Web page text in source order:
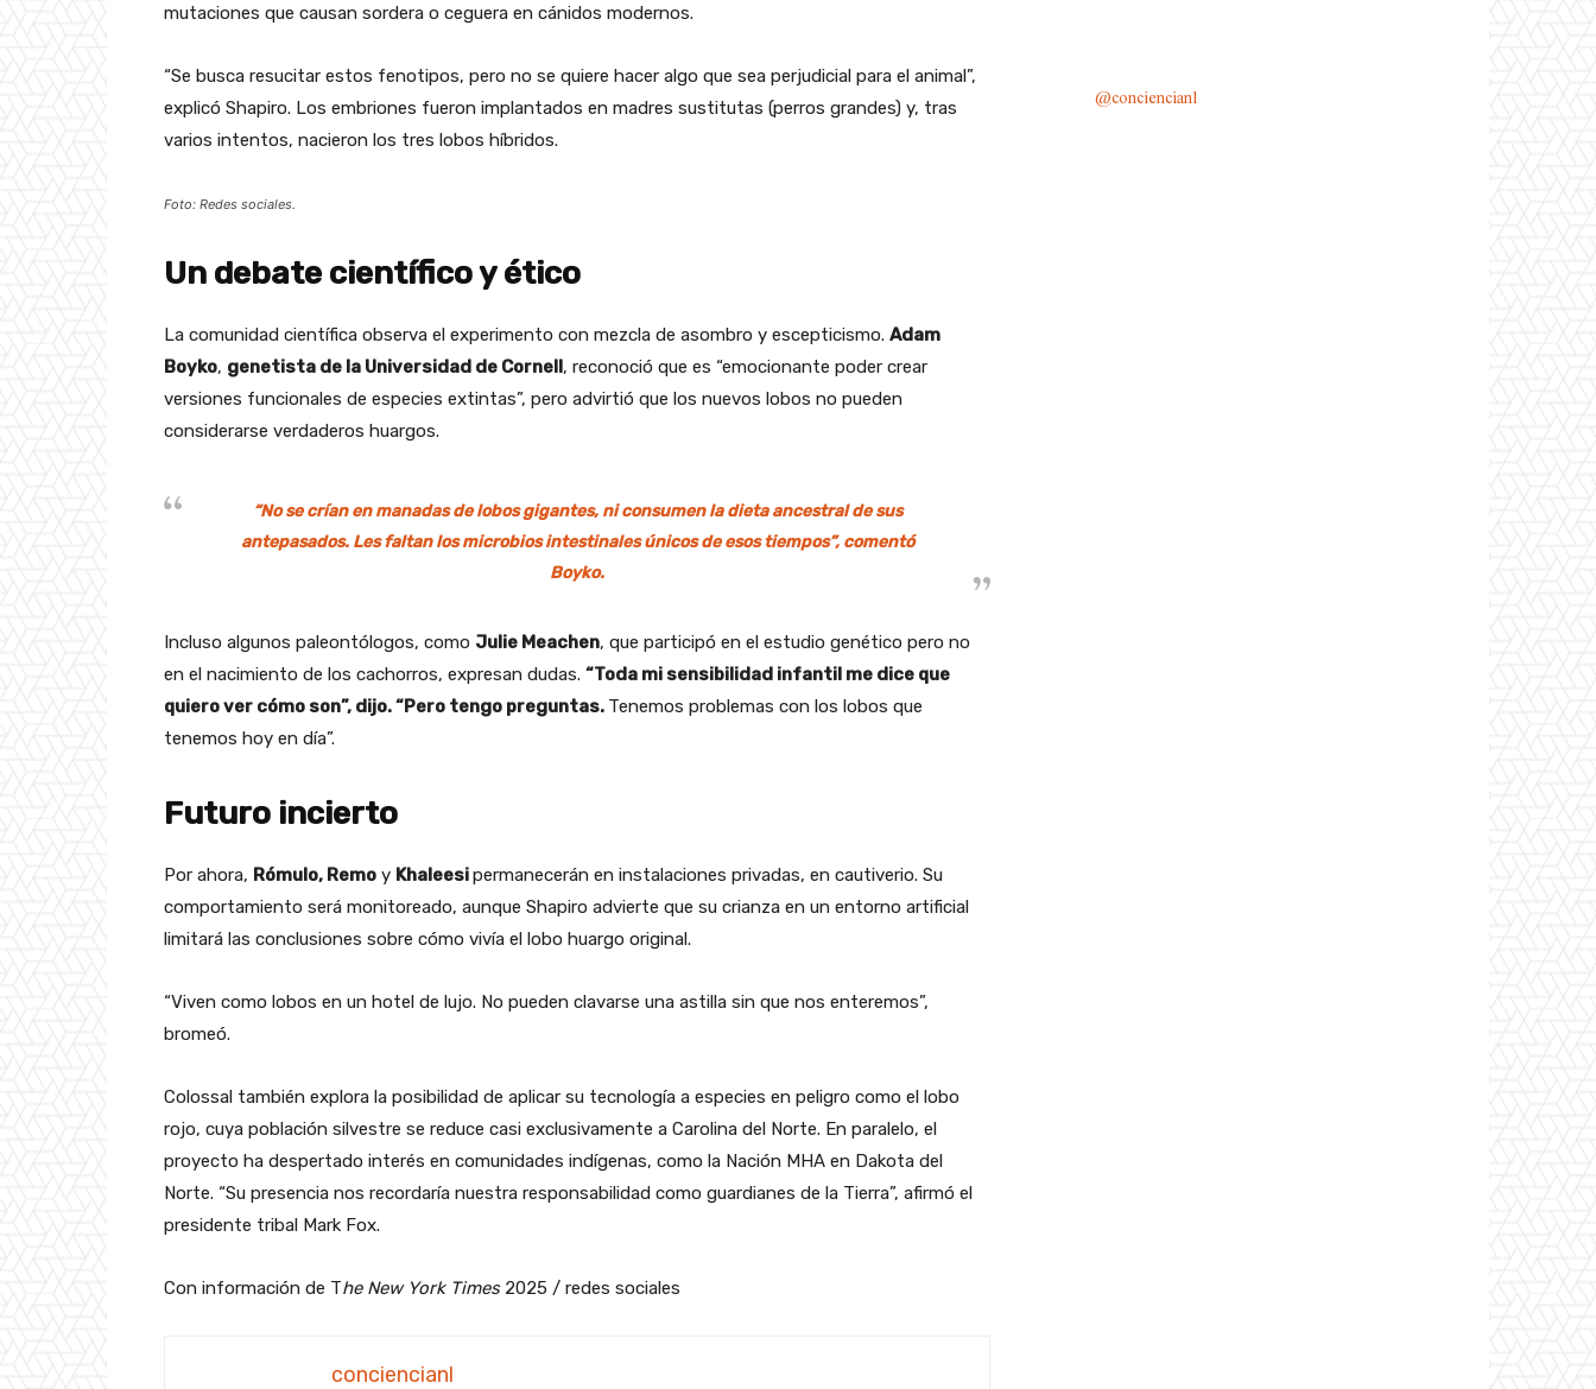
mutaciones que causan sordera o ceguera en cánidos modernos.
“Se busca resucitar estos fenotipos, pero no se quiere hacer algo que sea perjudicial para el animal”,
explicó Shapiro. Los embriones fueron implantados en madres sustitutas (perros grandes) y, tras
varios intentos, nacieron los tres lobos híbridos.
Foto: Redes sociales.
Un debate científico y ético
La comunidad científica observa el experimento con mezcla de asombro y escepticismo. Adam
Boyko, genetista de la Universidad de Cornell, reconoció que es “emocionante poder crear
versiones funcionales de especies extintas”, pero advirtió que los nuevos lobos no pueden
considerarse verdaderos huargos.
“No se crían en manadas de lobos gigantes, ni consumen la dieta ancestral de sus
antepasados. Les faltan los microbios intestinales únicos de esos tiempos”, comentó
Boyko.
Incluso algunos paleontólogos, como Julie Meachen, que participó en el estudio genético pero no
en el nacimiento de los cachorros, expresan dudas. “Toda mi sensibilidad infantil me dice que
quiero ver cómo son”, dijo. “Pero tengo preguntas. Tenemos problemas con los lobos que
tenemos hoy en día”.
Futuro incierto
Por ahora, Rómulo, Remo y Khaleesipermanecerán en instalaciones privadas, en cautiverio. Su
comportamiento será monitoreado, aunque Shapiro advierte que su crianza en un entorno artificial
limitará las conclusiones sobre cómo vivía el lobo huargo original.
“Viven como lobos en un hotel de lujo. No pueden clavarse una astilla sin que nos enteremos”,
bromeó.
Colossal también explora la posibilidad de aplicar su tecnología a especies en peligro como el lobo
rojo, cuya población silvestre se reduce casi exclusivamente a Carolina del Norte. En paralelo, el
proyecto ha despertado interés en comunidades indígenas, como la Nación MHA en Dakota del
Norte. “Su presencia nos recordaría nuestra responsabilidad como guardianes de la Tierra”, afirmó el
presidente tribal Mark Fox.
Con información de The New York Times2025 / redes sociales
conciencianl
@conciencianl